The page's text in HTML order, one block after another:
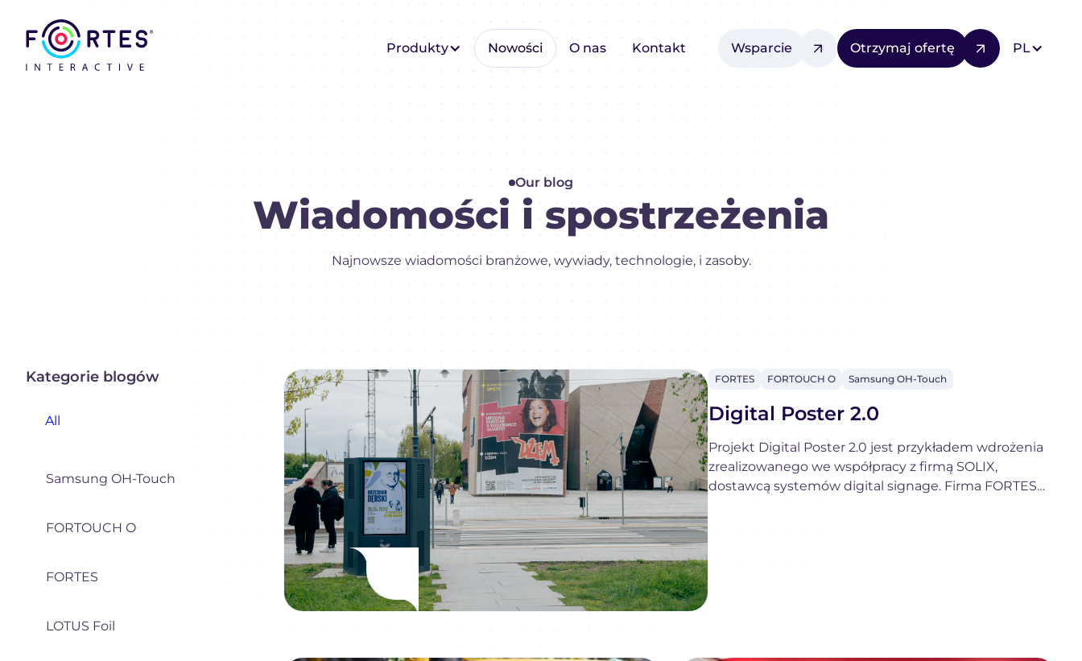
Produkty Nowości O nas Kontakt Wsparcie Otrzymaj ofertę PL
Our blog
Wiadomości i spostrzeżenia
Najnowsze wiadomości branżowe, wywiady, technologie, i zasoby.
Kategorie blogów
All
Samsung OH-Touch
FORTOUCH O
FORTES
LOTUS Foil
FORTES
FORTES
FORTOUCH O
FORTOUCH
Samsung OH-Touch
Samsung
Digital Poster 2.0
Projekt Digital Poster 2.0 jest przykładem wdrożenia
zrealizowanego we współpracy z firmą SOLIX,
dostawcą systemów digital signage. Firma FORTES